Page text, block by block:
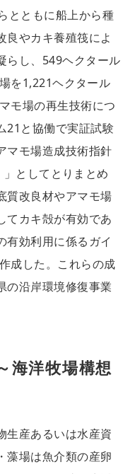
とともに船上から種
良やカキ養殖筏によ
らし、549ヘクタール
を1,221ヘクタール
モ場の再生技術につ
21と協働で実証試験
マモ場造成技術指針
としてとりまとめ
質改良材やアマモ場
てカキ殻が有効であ
有効利用に係るガイ
成した。これらの成
の沿岸環境修復事業
海洋牧場構想
生産あるいは水産資
藻場は魚介類の産卵